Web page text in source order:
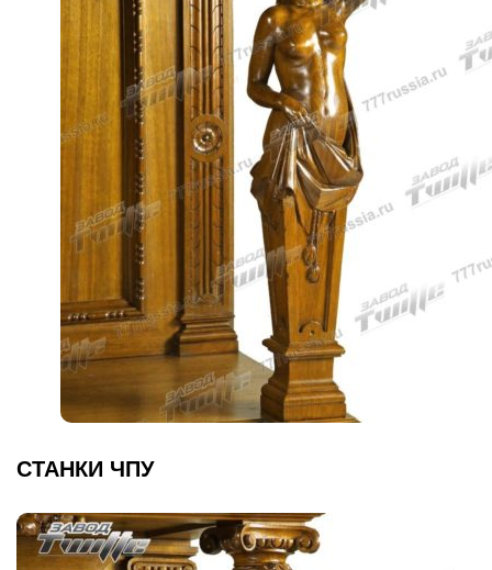
СТАНКИ ЧПУ